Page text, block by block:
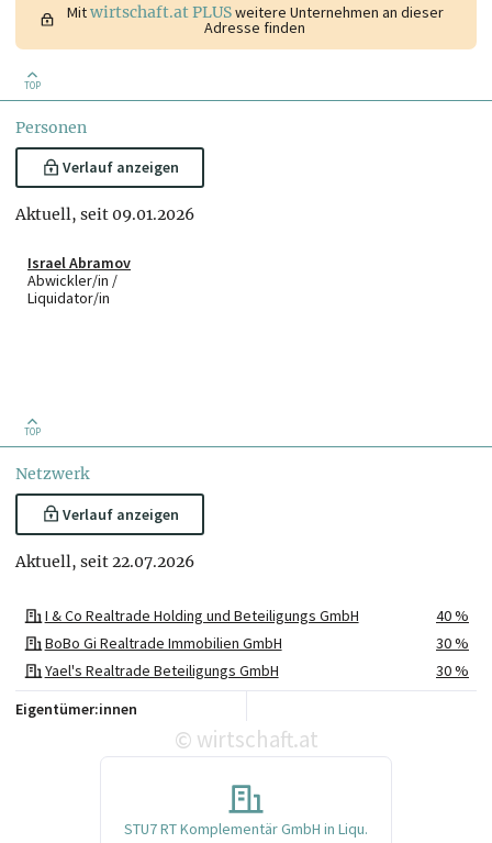
Mitwirtschaft.at PLUSweitere Unternehmen an dieser
Adresse finden
TOP
Personen
Verlauf anzeigen
Aktuell, seit 09.01.2026
Israel Abramov
Abwickler/in /
Liquidator/in
TOP
Netzwerk
Verlauf anzeigen
Aktuell, seit 22.07.2026
I & Co Realtrade Holding und Beteiligungs GmbH
40 %
BoBo Gi Realtrade Immobilien GmbH
30 %
Yael's Realtrade Beteiligungs GmbH
30 %
Eigentümer:innen
© wirtschaft.at
STU7 RT Komplementär GmbH in Liqu.